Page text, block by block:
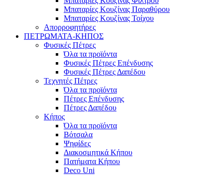
Μπαταρίες Κουζίνας Παραθύρου
Μπαταρίες Κουζίνας Τοίχου
Απορροφητήρες
ΠΕΤΡΩΜΑΤΑ-ΚΗΠΟΣ
Φυσικές Πέτρες
Όλα τα προϊόντα
Φυσικές Πέτρες Επένδυσης
Φυσικές Πέτρες Δαπέδου
Τεχνητές Πέτρες
Όλα τα προϊόντα
Πέτρες Επένδυσης
Πέτρες Δαπέδου
Κήπος
Όλα τα προϊόντα
Βότσαλα
Ψηφίδες
Διακοσμητικά Κήπου
Πατήματα Κήπου
Deco Uni